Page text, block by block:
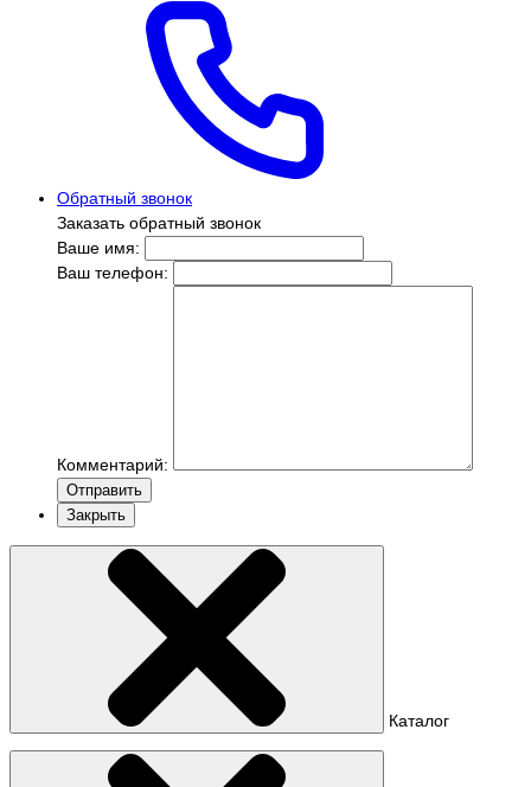
Обратный звонок
Заказать обратный звонок
Ваше имя:
Ваш телефон:
Комментарий:
Отправить
Закрыть
Каталог